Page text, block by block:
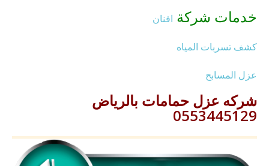
خدمات شركة افنان
كشف تسربات المياه
عزل المسابح
شركه عزل حمامات بالرياض
0553445129